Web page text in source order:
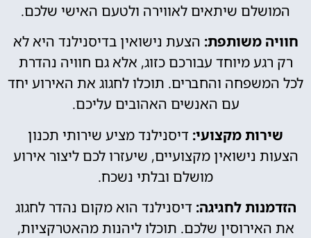
המושלם שיתאים לאווירה ולטעם האישי שלכם.
חוויה משותפת: הצעת נישואין בדיסנילנד היא לא
רק רגע מיוחד עבורכם כזוג, אלא גם חוויה נהדרת
לכל המשפחה והחברים. תוכלו לחגוג את האירוע יחד
עם האנשים האהובים עליכם.
שירות מקצועי: דיסנילנד מציע שירותי תכנון
הצעות נישואין מקצועיים, שיעזרו לכם ליצור אירוע
מושלם ובלתי נשכח.
הזדמנות לחגיגה: דיסנילנד הוא מקום נהדר לחגוג
את האירוסין שלכם. תוכלו ליהנות מהאטרקציות,